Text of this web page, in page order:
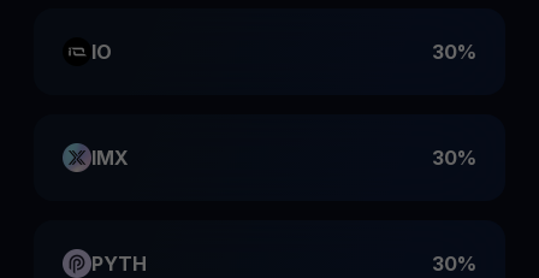
IO 30%
IMX 30%
PYTH 30%